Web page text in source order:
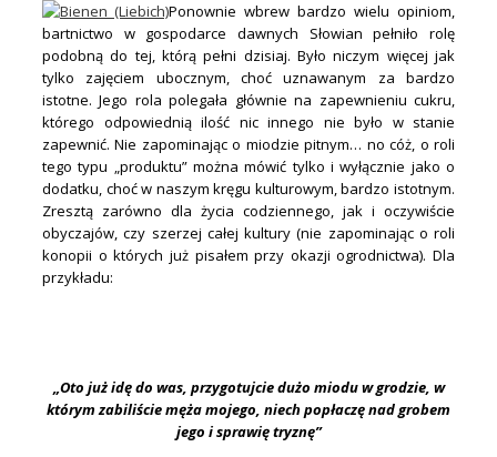
Ponownie wbrew bardzo wielu opiniom,
bartnictwo w gospodarce dawnych Słowian pełniło rolę
podobną do tej, którą pełni dzisiaj. Było niczym więcej jak
tylko zajęciem ubocznym, choć uznawanym za bardzo
istotne. Jego rola polegała głównie na zapewnieniu cukru,
którego odpowiednią ilość nic innego nie było w stanie
zapewnić. Nie zapominając o miodzie pitnym… no cóż, o roli
tego typu „produktu” można mówić tylko i wyłącznie jako o
dodatku, choć w naszym kręgu kulturowym, bardzo istotnym.
Zresztą zarówno dla życia codziennego, jak i oczywiście
obyczajów, czy szerzej całej kultury (nie zapominając o roli
konopii o których już pisałem przy okazji ogrodnictwa). Dla
przykładu:
„Oto już idę do was, przygotujcie dużo miodu w grodzie, w
którym zabiliście męża mojego, niech popłaczę nad grobem
jego i sprawię tryznę”